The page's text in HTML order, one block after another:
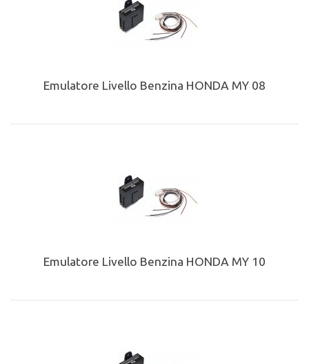
Emulatore Livello Benzina HONDA MY 08
Emulatore Livello Benzina HONDA MY 10